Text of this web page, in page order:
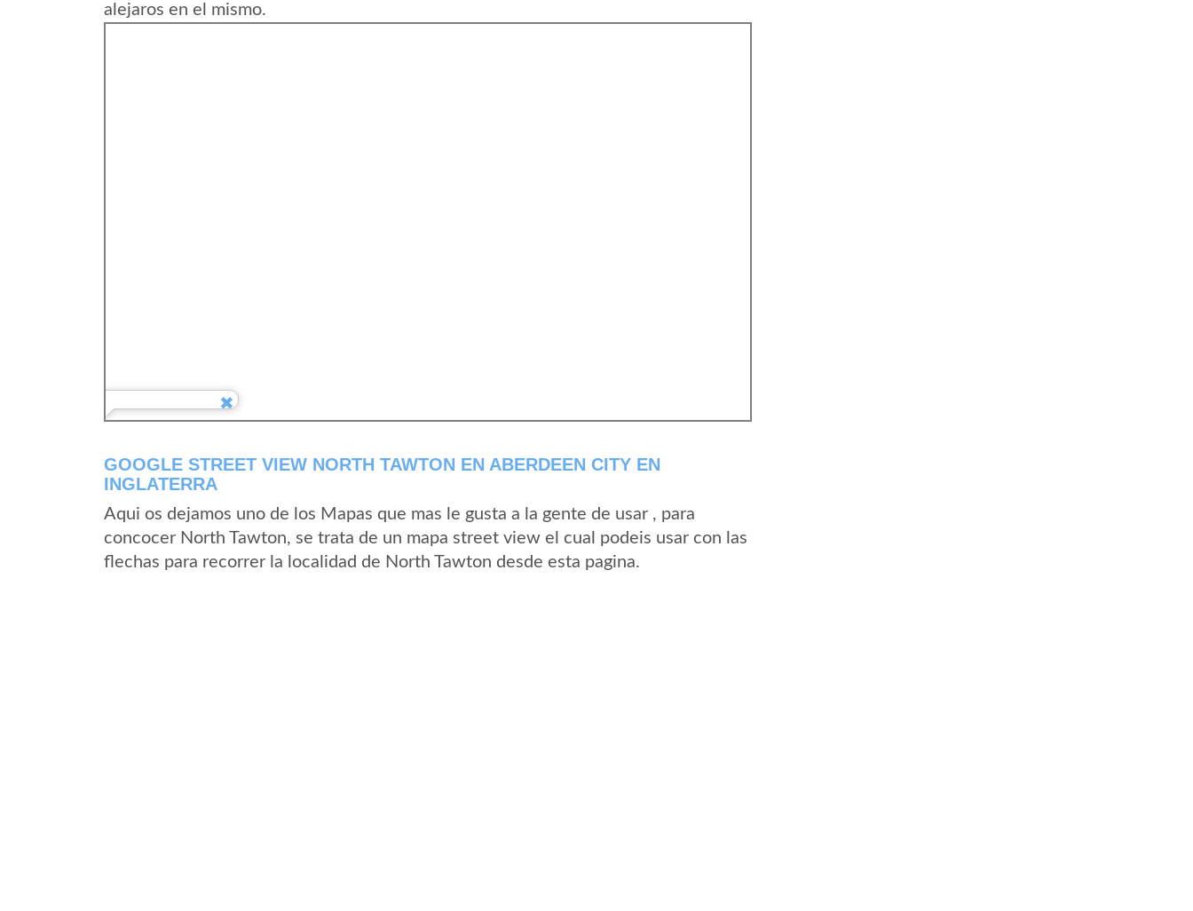
alejaros en el mismo.
GOOGLE STREET VIEW NORTH TAWTON EN ABERDEEN CITY EN
INGLATERRA
Aqui os dejamos uno de los Mapas que mas le gusta a la gente de usar , para
concocer North Tawton, se trata de un mapa street view el cual podeis usar con las
flechas para recorrer la localidad de North Tawton desde esta pagina.